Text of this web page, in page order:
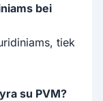
bei
tiek
su PVM?